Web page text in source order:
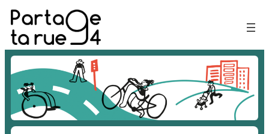
Aller
au
contenu